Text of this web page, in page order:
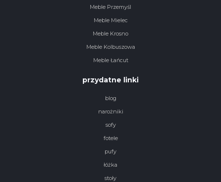
Meble Przemyśl
Meble Mielec
Meble Krosno
Meble Kolbuszowa
Meble Łańcut
przydatne linki
blog
narożniki
sofy
fotele
pufy
łóżka
stoły